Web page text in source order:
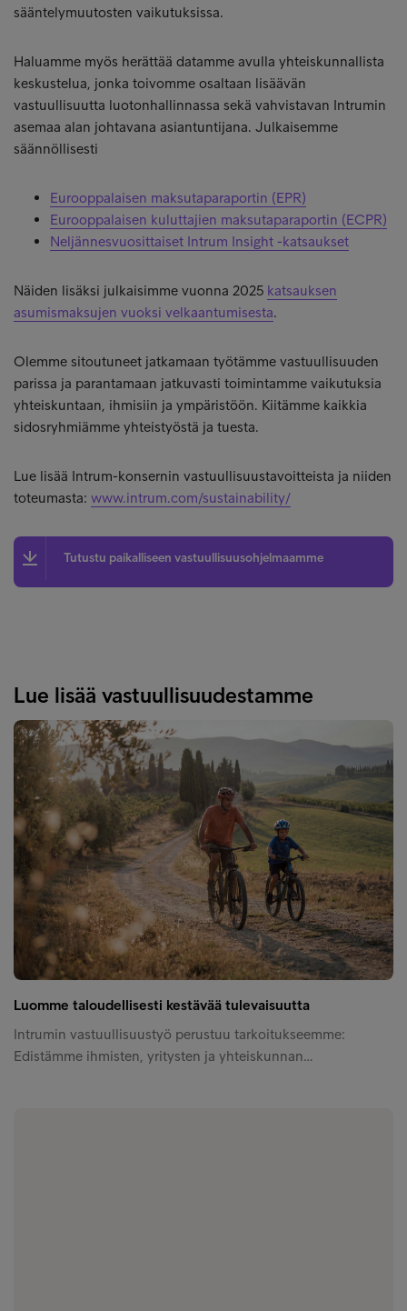
sääntelymuutosten vaikutuksissa.
Haluamme myös herättää datamme avulla yhteiskunnallista
keskustelua, jonka toivomme osaltaan lisäävän
vastuullisuutta luotonhallinnassa sekä vahvistavan Intrumin
asemaa alan johtavana asiantuntijana. Julkaisemme
säännöllisesti
Eurooppalaisen maksutaparaportin (EPR)
Eurooppalaisen kuluttajien maksutaparaportin (ECPR)
Neljännesvuosittaiset Intrum Insight -katsaukset
Näiden lisäksi julkaisimme vuonna 2025 katsauksen
asumismaksujen vuoksi velkaantumisesta.
Olemme sitoutuneet jatkamaan työtämme vastuullisuuden
parissa ja parantamaan jatkuvasti toimintamme vaikutuksia
yhteiskuntaan, ihmisiin ja ympäristöön. Kiitämme kaikkia
sidosryhmiämme yhteistyöstä ja tuesta.
Lue lisää Intrum-konsernin vastuullisuustavoitteista ja niiden
toteumasta: www.intrum.com/sustainability/
Tutustu paikalliseen vastuullisuusohjelmaamme
Lue lisää vastuullisuudestamme
Luomme taloudellisesti kestävää tulevaisuutta
Intrumin vastuullisuustyö perustuu tarkoitukseemme:
Edistämme ihmisten, yritysten ja yhteiskunnan…